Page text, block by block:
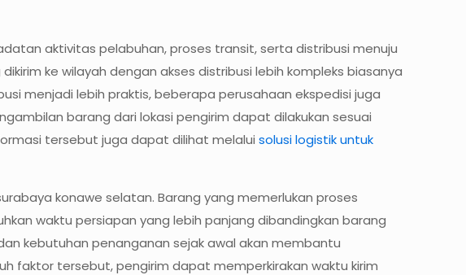
aktivitas pelabuhan, proses transit, serta distribusi menuju
ke wilayah dengan akses distribusi lebih kompleks biasanya
menjadi lebih praktis, beberapa perusahaan ekspedisi juga
barang dari lokasi pengirim dapat dilakukan sesuai
tersebut juga dapat dilihat melaluisolusi logistik untuk
konawe selatan. Barang yang memerlukan proses
waktu persiapan yang lebih panjang dibandingkan barang
kebutuhan penanganan sejak awal akan membantu
faktor tersebut, pengirim dapat memperkirakan waktu kirim